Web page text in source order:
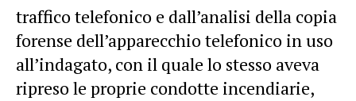
traffico telefonico e dall’analisi della copia
forense dell’apparecchio telefonico in uso
all’indagato, con il quale lo stesso aveva
ripreso le proprie condotte incendiarie,